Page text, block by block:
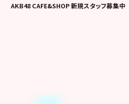
AKB48 CAFE&SHOP 新規スタッフ募集中